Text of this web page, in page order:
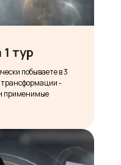
тур
побываете в 3
трансформации -
применимые